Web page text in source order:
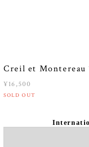
Creil et Montereau
¥16,500
SOLD OUT